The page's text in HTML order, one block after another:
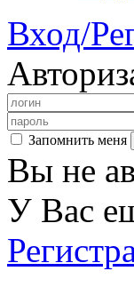
Вход/
Запомнить меня
Вы не
У Вас